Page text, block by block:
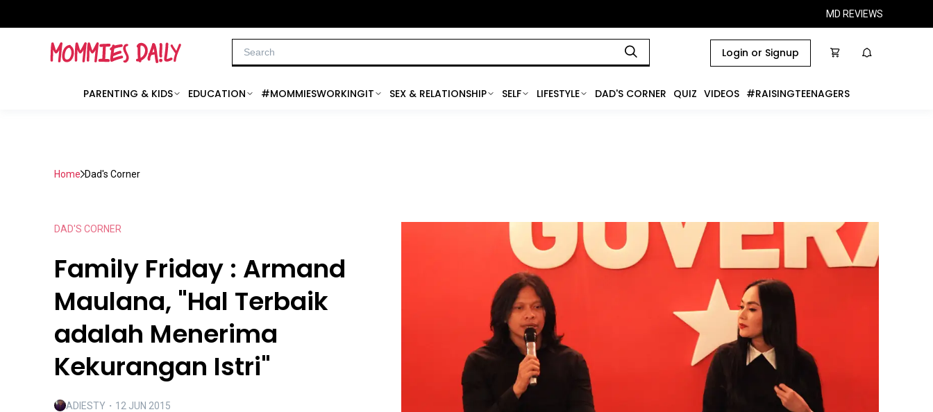
MD REVIEWS
Login or Signup
PARENTING & KIDS EDUCATION #MOMMIESWORKINGIT SEX & RELATIONSHIP SELF LIFESTYLE DAD'S CORNER QUIZ VIDEOS #RAISINGTEENAGERS
Home Dad's Corner
DAD'S CORNER
Family Friday : Armand
Maulana, "Hal Terbaik
adalah Menerima
Kekurangan Istri"
ADIESTY ・ 12 JUN 2015